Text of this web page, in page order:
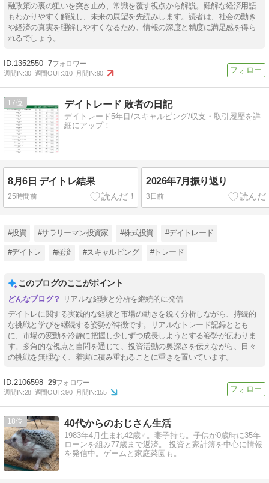
融政策の裏の狙いを突き止め、常識を覆す視点から解説。難解な経済用語
もわかりやすく解説し、未来の展望を先読みします。読者は、社会の動き
や経済の真実を理解しやすくなるため、情報の深度と精度に満足感を得ら
れるでしょう。
1352550 7
週間IN:30 週間OUT:310 月間IN:90
17 デイトレード 敗者の日記
デイトレード5年目/スキャルピング/収支・取引履歴を詳
細にアップ！
8月6日 デイトレ結果
25時間前
2026年7月振り返り
3日前
#投資 #サラリーマン投資家 #株式投資 #デイトレード
#デイトレ #経済 #スキャルピング #トレード
このブログのここがポイント
リアルな経験と分析を継続的に発信
デイトレに関する実践的な経験と市場の動きを鋭く分析しながら、持続的
な挑戦と学びを継続する姿勢が特徴です。リアルなトレード記録ととも
に、市場の変動を冷静に把握し少しずつ成長しようとする姿勢が伝わりま
す。多角的な視点と自問を通じて、投資活動の奥深さを伝えながら、日々
の挑戦を無理なく、着実に積み重ねることに重きを置いています。
2106598 29
週間IN:28 週間OUT:390 月間IN:155
18 40代からのおじさん生活
1983年4月生まれ42歳♂。妻子持ち。子供が0歳時に35年
ローンを組み77歳まで返済。 投資と家計簿を中心に情報
を発信中。ゲームと家庭菜園も。